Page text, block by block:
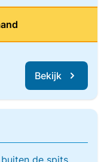
Bekijk
de spits